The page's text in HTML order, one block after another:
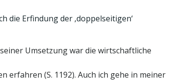
die Erfindung der ‚doppelseitigen‘
Umsetzung war die wirtschaftliche
erfahren (S. 1192). Auch ich gehe in meiner